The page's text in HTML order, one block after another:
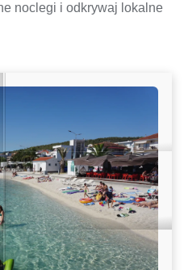
noclegi i odkrywaj lokalne